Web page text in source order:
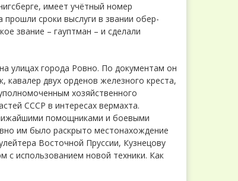
имеет учётный номер
прошли сроки выслуги в звании обер-
звание – гауптман – и сделали
улицах города Ровно. По документам он
двух орденов железного креста,
хозяйственного
СССР в интересах вермахта.
помощниками и боевыми
им было раскрыто местонахождение
Восточной Пруссии, Кузнецову
с использованием новой техники. Как